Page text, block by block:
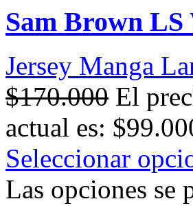
Sam Brown LS
Jersey Manga
$170.000 El
actual es:
Seleccionar
Las opciones se